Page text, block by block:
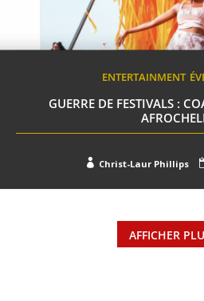
ENTERTAINMENT
GUERRE DE FESTIVALS :
 Christ-Laur Phillips
AFFICHER